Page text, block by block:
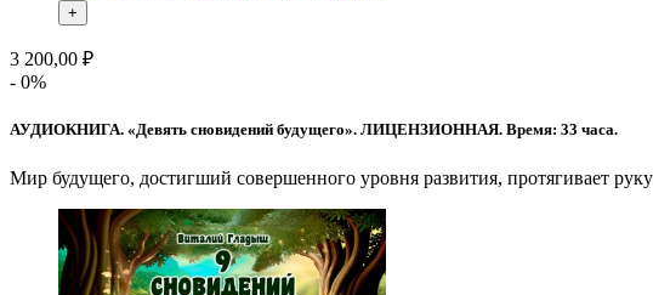
+
3 200,00 ₽
- 0%
АУДИОКНИГА. «Девять сновидений будущего». ЛИЦЕНЗИОННАЯ. Время: 33 часа.
Мир будущего, достигший совершенного уровня развития, протягивает